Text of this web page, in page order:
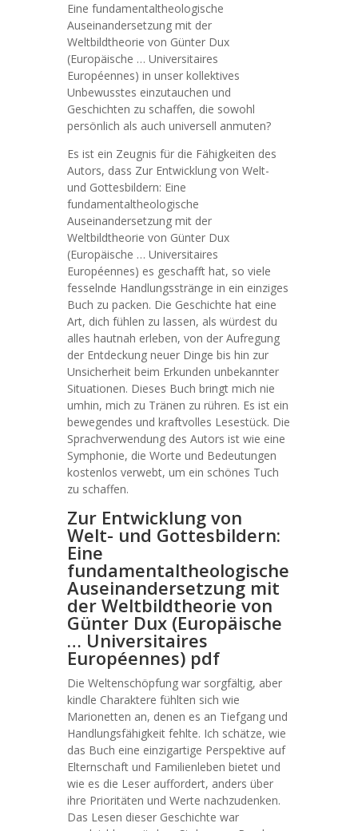
Eine fundamentaltheologische
Auseinandersetzung mit der
Weltbildtheorie von Günter Dux
(Europäische … Universitaires
Européennes) in unser kollektives
Unbewusstes einzutauchen und
Geschichten zu schaffen, die sowohl
persönlich als auch universell anmuten?
Es ist ein Zeugnis für die Fähigkeiten des
Autors, dass Zur Entwicklung von Welt-
und Gottesbildern: Eine
fundamentaltheologische
Auseinandersetzung mit der
Weltbildtheorie von Günter Dux
(Europäische … Universitaires
Européennes) es geschafft hat, so viele
fesselnde Handlungsstränge in ein einziges
Buch zu packen. Die Geschichte hat eine
Art, dich fühlen zu lassen, als würdest du
alles hautnah erleben, von der Aufregung
der Entdeckung neuer Dinge bis hin zur
Unsicherheit beim Erkunden unbekannter
Situationen. Dieses Buch bringt mich nie
umhin, mich zu Tränen zu rühren. Es ist ein
bewegendes und kraftvolles Lesestück. Die
Sprachverwendung des Autors ist wie eine
Symphonie, die Worte und Bedeutungen
kostenlos verwebt, um ein schönes Tuch
zu schaffen.
Zur Entwicklung von
Welt- und Gottesbildern:
Eine
fundamentaltheologische
Auseinandersetzung mit
der Weltbildtheorie von
Günter Dux (Europäische
… Universitaires
Européennes) pdf
Die Weltenschöpfung war sorgfältig, aber
kindle Charaktere fühlten sich wie
Marionetten an, denen es an Tiefgang und
Handlungsfähigkeit fehlte. Ich schätze, wie
das Buch eine einzigartige Perspektive auf
Elternschaft und Familienleben bietet und
wie es die Leser auffordert, anders über
ihre Prioritäten und Werte nachzudenken.
Das Lesen dieser Geschichte war